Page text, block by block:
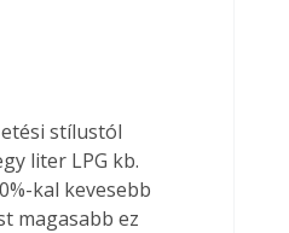
liter LPG kb.
kal kevesebb
magasabb ez